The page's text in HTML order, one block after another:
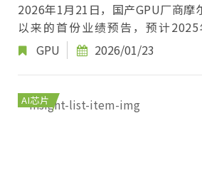
2026年1月21日，国产GPU厂商摩
以来的首份业绩预告，预计
14.5亿元至15.2亿元，同比增长
GPU 2026/01/23
AI芯片